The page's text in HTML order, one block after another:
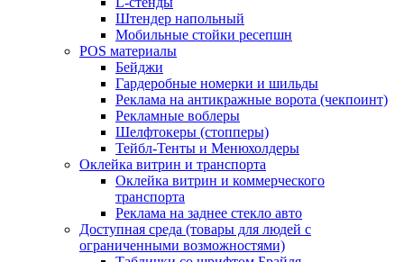
Штендер напольный
Мобильные стойки ресепшн
POS материалы
Бейджи
Гардеробные номерки и шильды
Реклама на антикражные ворота (чекпоинт)
Рекламные воблеры
Шелфтокеры (стопперы)
Тейбл-Тенты и Менюхолдеры
Оклейка витрин и транспорта
Оклейка витрин и коммерческого
транспорта
Реклама на заднее стекло авто
Доступная среда (товары для людей с
ограниченными возможностями)